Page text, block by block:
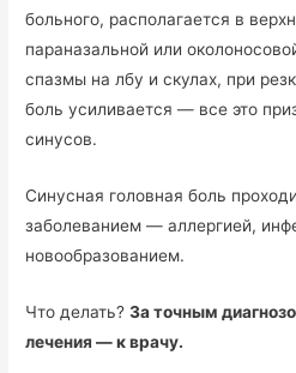
больного, располагается в
параназальной или
спазмы на лбу и скулах, при
боль усиливается — все это
синусов.
Синусная головная боль
заболеванием — аллергией,
новообразованием.
Что делать?За точным
лечения — к врачу.